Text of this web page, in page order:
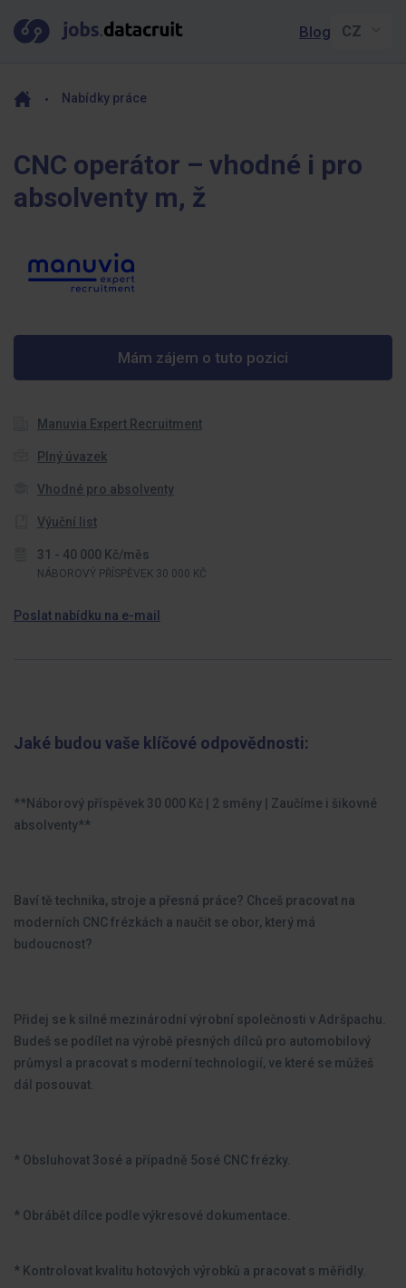
Blog
Nabídky práce
CNC operátor – vhodné i pro
absolventy m, ž
Mám zájem o tuto pozici
Manuvia Expert Recruitment
Plný úvazek
Vhodné pro absolventy
Výuční list
31 - 40 000 Kč/měs
NÁBOROVÝ PŘÍSPĚVEK 30 000 KČ
Poslat nabídku na e-mail
Jaké budou vaše klíčové odpovědnosti:
**Náborový příspěvek 30 000 Kč | 2 směny | Zaučíme i šikovné
absolventy**
Baví tě technika, stroje a přesná práce? Chceš pracovat na
moderních CNC frézkách a naučit se obor, který má
budoucnost?
Přidej se k silné mezinárodní výrobní společnosti v Adršpachu.
Budeš se podílet na výrobě přesných dílců pro automobilový
průmysl a pracovat s moderní technologií, ve které se můžeš
dál posouvat.
* Obsluhovat 3osé a případně 5osé CNC frézky.
* Obrábět dílce podle výkresové dokumentace.
* Kontrolovat kvalitu hotových výrobků a pracovat s měřidly.